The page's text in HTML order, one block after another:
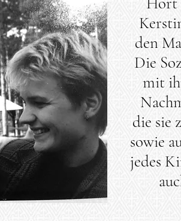
den
Die
mit
die sie
sowie
jedes